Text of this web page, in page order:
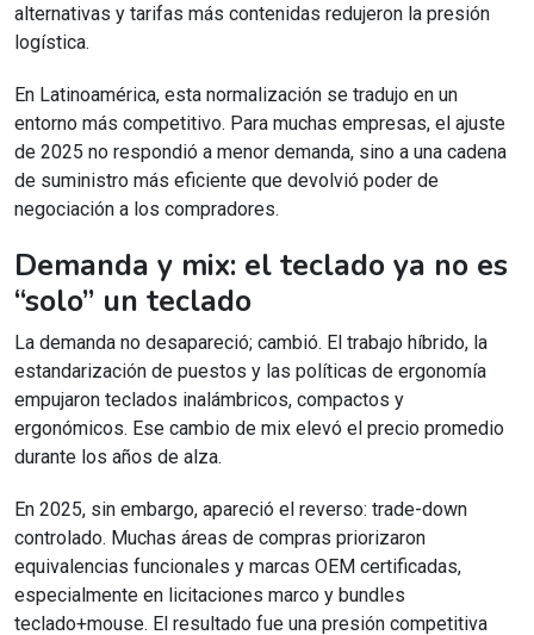
alternativas y tarifas más contenidas redujeron la presión
logística.
En Latinoamérica, esta normalización se tradujo en un
entorno más competitivo. Para muchas empresas, el ajuste
de 2025 no respondió a menor demanda, sino a una cadena
de suministro más eficiente que devolvió poder de
negociación a los compradores.
Demanda y mix: el teclado ya no es
“solo” un teclado
La demanda no desapareció; cambió. El trabajo híbrido, la
estandarización de puestos y las políticas de ergonomía
empujaron teclados inalámbricos, compactos y
ergonómicos. Ese cambio de mix elevó el precio promedio
durante los años de alza.
En 2025, sin embargo, apareció el reverso: trade-down
controlado. Muchas áreas de compras priorizaron
equivalencias funcionales y marcas OEM certificadas,
especialmente en licitaciones marco y bundles
teclado+mouse. El resultado fue una presión competitiva